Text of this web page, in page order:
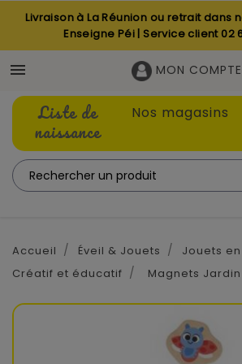
Livraison à La Réunion ou retrait dans
Enseigne Péi | Service client02
 MON COMPTE
Liste de
naissance
Nos magasins
Accueil Éveil & Jouets
Jouets
Créatif et éducatif
Magnets